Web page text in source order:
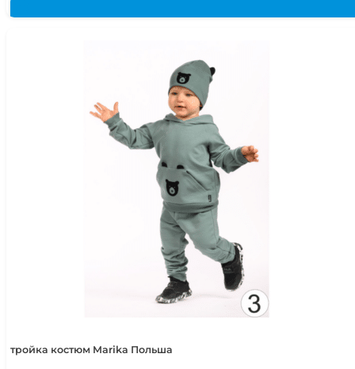
тройка костюм Marika Польша